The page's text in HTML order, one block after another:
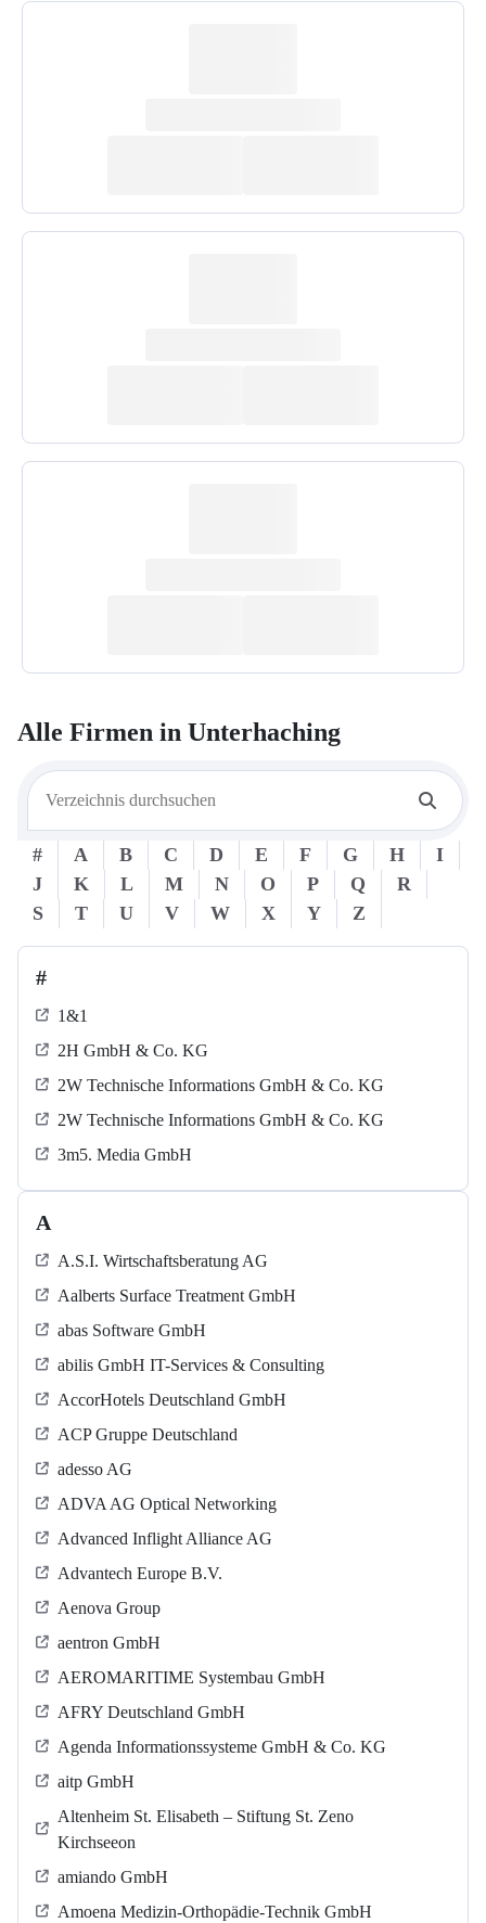
Alle Firmen in Unterhaching
# A B C D E F G H
I
J
K L M N O P Q
R
S
T U V W X Y Z
#
1&1
2H GmbH & Co. KG
2W Technische Informations GmbH & Co. KG
2W Technische Informations GmbH & Co. KG
3m5. Media GmbH
A
A.S.I. Wirtschaftsberatung AG
Aalberts Surface Treatment GmbH
abas Software GmbH
abilis GmbH IT-Services & Consulting
AccorHotels Deutschland GmbH
ACP Gruppe Deutschland
adesso AG
ADVA AG Optical Networking
Advanced Inflight Alliance AG
Advantech Europe B.V.
Aenova Group
aentron GmbH
AEROMARITIME Systembau GmbH
AFRY Deutschland GmbH
Agenda Informationssysteme GmbH & Co. KG
aitp GmbH
Altenheim St. Elisabeth – Stiftung St. Zeno
Kirchseeon
amiando GmbH
Amoena Medizin-Orthopädie-Technik GmbH